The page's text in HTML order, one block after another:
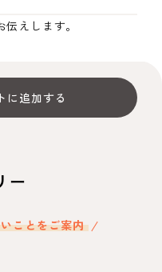
えします。
に追加する
ー
ことをご案内